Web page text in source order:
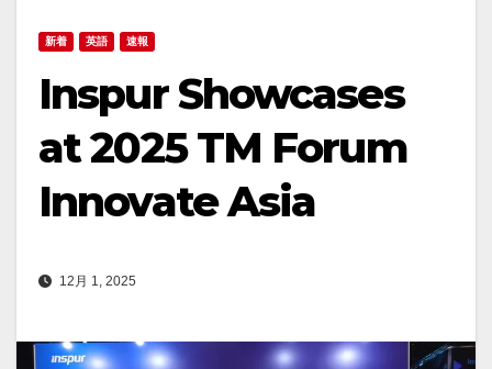
新着 英語 速報
Inspur Showcases
at 2025 TM Forum
Innovate Asia
12月 1, 2025